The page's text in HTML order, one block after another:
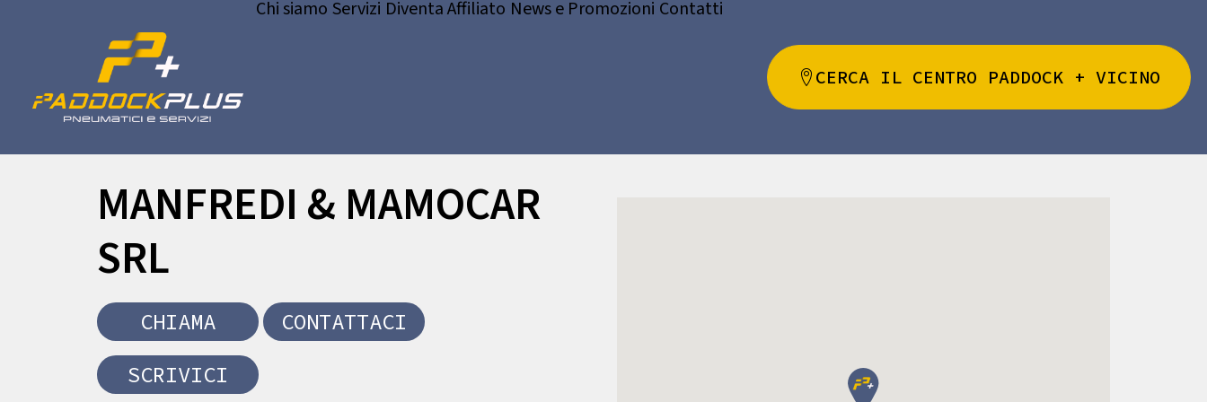
Chi siamo Servizi Diventa Affiliato News e Promozioni Contatti
CERCA IL CENTRO PADDOCK + VICINO
MANFREDI & MAMOCAR
SRL
CHIAMA
CONTATTACI
SCRIVICI